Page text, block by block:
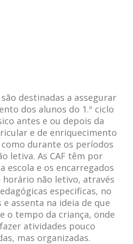
destinadas a assegurar
dos alunos do 1.º ciclo
antes e ou depois da
e de enriquecimento
durante os períodos
letiva. As CAF têm por
escola e os encarregados
horário não letivo, através
especificas, no
e assenta na ideia de que
o tempo da criança, onde
atividades pouco
mas organizadas.